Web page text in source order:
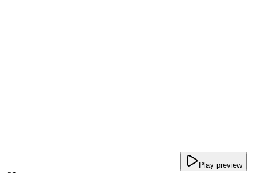
Play preview